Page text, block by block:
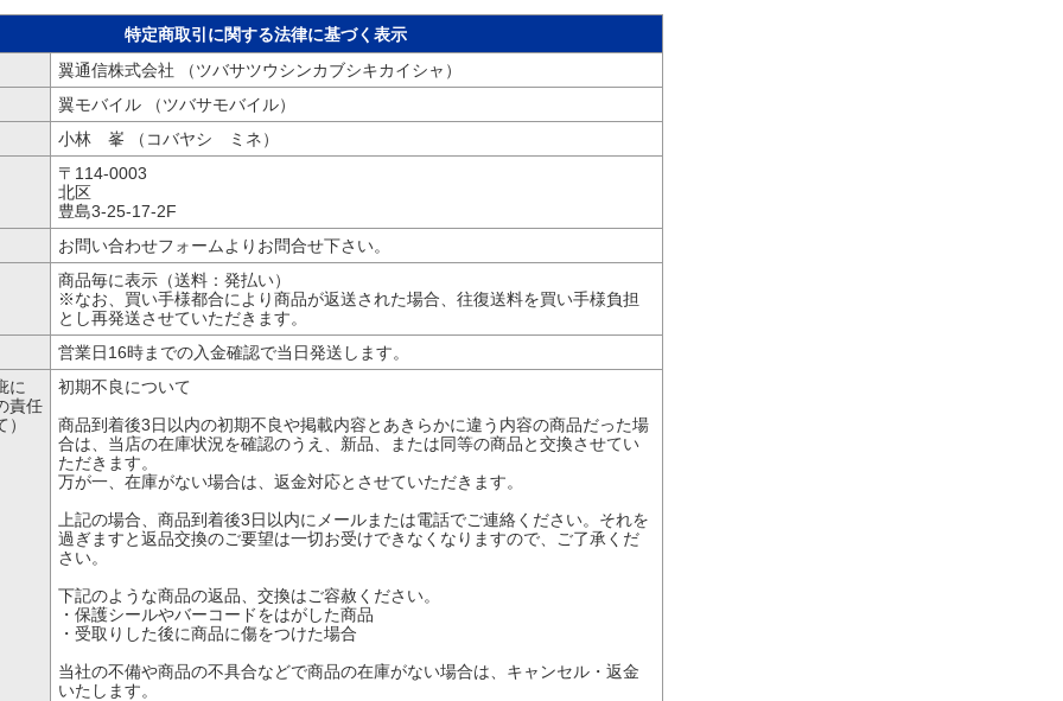
特定商取引に関する法律に基づく表示
翼通信株式会社 （ツバサツウシンカブシキカイシャ）
翼モバイル （ツバサモバイル）
小林 峯 （コバヤシ ミネ）
〒114-0003
北区
豊島3-25-17-2F
お問い合わせフォームよりお問合せ下さい。
商品毎に表示（送料：発払い）
※なお、買い手様都合により商品が返送された場合、往復送料を買い手様負担
とし再発送させていただきます。
営業日16時までの入金確認で当日発送します。
に
責任
初期不良について
商品到着後3日以内の初期不良や掲載内容とあきらかに違う内容の商品だった場
合は、当店の在庫状況を確認のうえ、新品、または同等の商品と交換させてい
ただきます。
万が一、在庫がない場合は、返金対応とさせていただきます。
上記の場合、商品到着後3日以内にメールまたは電話でご連絡ください。それを
過ぎますと返品交換のご要望は一切お受けできなくなりますので、ご了承くだ
さい。
下記のような商品の返品、交換はご容赦ください。
・保護シールやバーコードをはがした商品
・受取りした後に商品に傷をつけた場合
当社の不備や商品の不具合などで商品の在庫がない場合は、キャンセル・返金
いたします。